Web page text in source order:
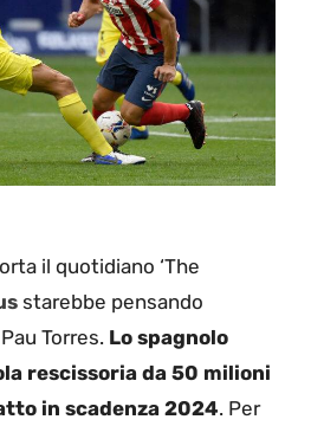
il quotidiano ‘The
starebbe pensando
Torres. Lo spagnolo
rescissoria da 50 milioni
in scadenza 2024. Per